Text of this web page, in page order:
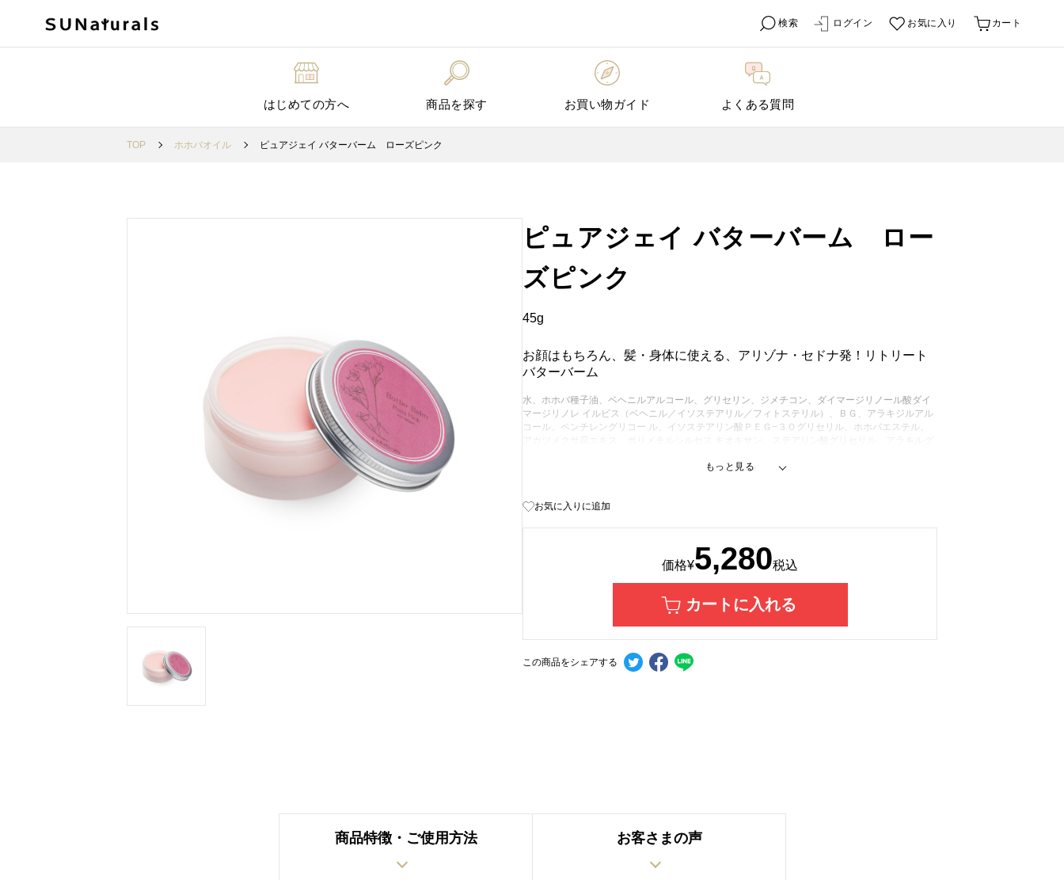
検索 ログイン お気に入り カート
はじめての方へ 商品を探す お買い物ガイド よくある質問
TOP ホホバオイル ピュアジェイ バターバーム ローズピンク
ピュアジェイ バターバーム ロー
ズピンク
45g
お顔はもちろん、髪・身体に使える、アリゾナ・セドナ発！リトリート
バターバーム
水、ホホバ種子油、ベヘニルアルコール、グリセリン、ジメチコン、ダイマージリノール酸ダイ
マージリノレ イルビス（ベヘニル／イソステアリル／フィトステリル）、ＢＧ、アラキジルアル
コール、ペンチレングリコー ル、イソステアリン酸ＰＥＧ−３０グリセリル、ホホバエステル、
リシンＮａ、ニオイテンジクアオイ油、ポリソルベート６０、マグノリアオ フィシナリス樹皮エ
ール、クエ ン酸、クエン酸Ｎａ、ペンテト酸５Ｎａ、フェノキシエタノール
お気に入りに追加
価格¥5,280税込
カートに入れる
この商品をシェアする
商品特徴・ご使用方法 お客さまの声